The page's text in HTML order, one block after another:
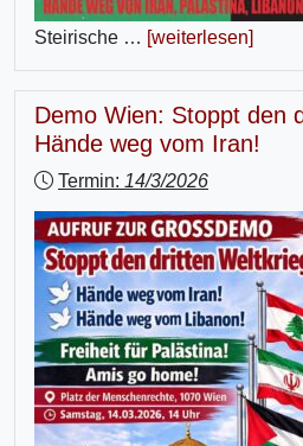
Steirische … [weiterlesen]
Demo Wien: Stoppt den
Hände weg vom Iran!
Termin: 14/3/2026